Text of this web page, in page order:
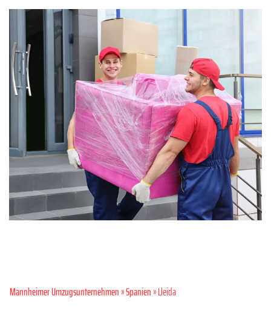
Mannheimer Umzugsunternehmen»Spanien» Lleida